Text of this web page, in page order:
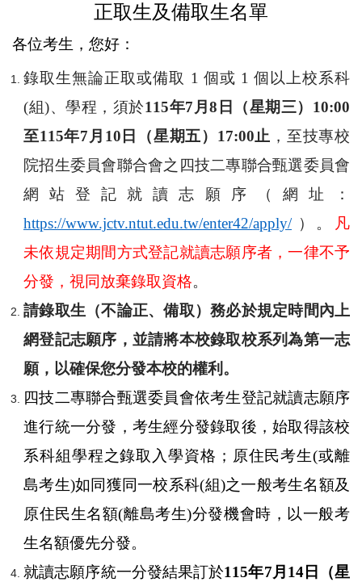
正取生及備取生名單
各位考生，您好：
錄取生無論正取或備取 1 個或 1 個以上校系科
(組)、學程，須於115年7 月8 日（星期三） 10:00
至115年7 月 10 日（星期五） 17:00 止 ，至技專校
院招生委員會聯合會之四技二專聯合甄選委員會
網站登記就讀志願序（網址：
https://www.jctv.ntut.edu.tw/enter42/apply/ ）。
凡
未依規定期間方式登記就讀志願序者，一律不予
分發，視同放棄錄取資格。
請錄取生（不論正、備取）務必於規定時間內上
網登記志願序，並請將本校錄取校系列為第一志
願，以確保您分發本校的權利。
四技二專聯合甄選委員會依考生登記就讀志願序
進行統一分發，考生經分發錄取後，始取得該校
系科組學程之錄取入學資格；原住民考生(或離
島考生)如同獲同一校系科(組)之一般考生名額及
原住民生名額(離島考生)分發機會時，以一般考
生名額優先分發。
就讀志願序統一分發結果訂於115年7月 14日（星